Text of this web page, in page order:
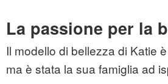
La passione per la
Il modello di bellezza di Katie è
ma è stata la sua famiglia ad